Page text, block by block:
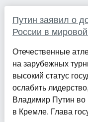
Путин заявил о
России в
Отечественные
на зарубежных
высокий статус
ослабить
Владимир Путин
в Кремле. Глава